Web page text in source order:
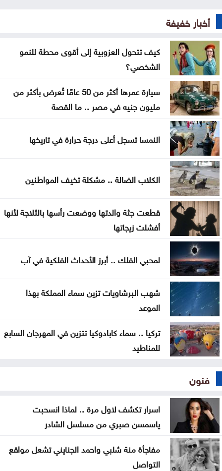
دراسة حديثة: التحدث بأكثر من لغة يبطئ الشيخوخة
البيولوجية للدماغ
لا تغيير على موعد العودة للمدارس
تركيا والسعودية وباكستان تعتزم توقيع اتفاقية دفاع
مشترك
أميركية وإسرائيلية مضيق هرمز
ترامب يوقع أمرا تنفيذيا يهدف لتقييد حق اكتساب
الجنسية الأميركية بالولادة
هجمات حوثية
أخبار خفيفة
كيف تتحول العزوبية إلى أقوى محطة للنمو
الشخصي؟
سيارة عمرها أكثر من 50 عامًا تُعرض بأكثر من
مليون جنيه في مصر .. ما القصة
النمسا تسجل أعلى درجة حرارة في تاريخها
الكلاب الضالة .. مشكلة تخيف المواطنين
قطعت جثة والدتها ووضعت رأسها بالثلاجة لأنها
أفشلت زيجاتها
لمحبي الفلك .. أبرز الأحداث الفلكية في آب
شهب البرشاويات تزين سماء المملكة بهذا
الموعد
تركيا .. سماء كابادوكيا تتزين في المهرجان السابع
للمناطيد
فنون
اسرار تكشف لاول مرة .. لماذا انسحبت
ياسمسن صبري من مسلسل الشادر
مفاجأة منة شلبي واحمد الجنايني تشعل مواقع
التواصل